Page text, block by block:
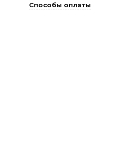
Способы оплаты